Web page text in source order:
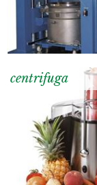
centrifuga